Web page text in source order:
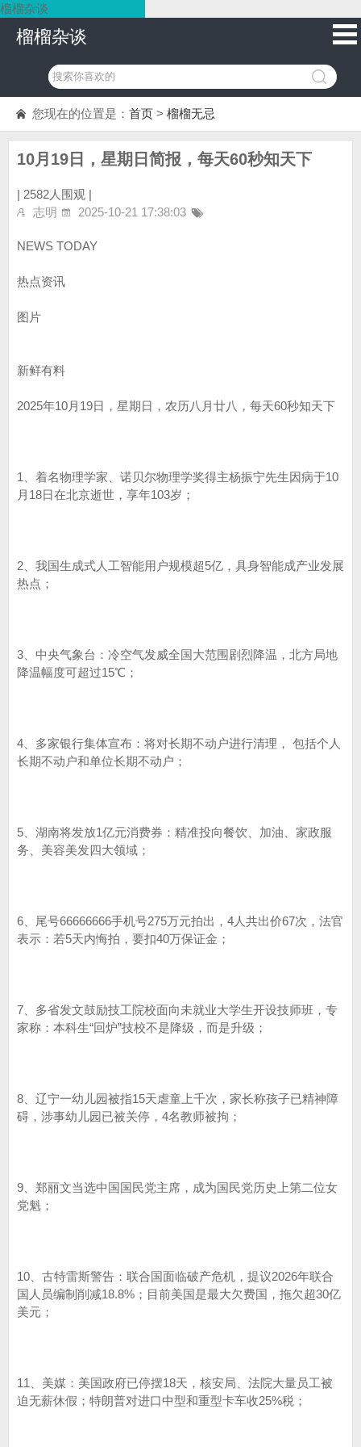
榴榴杂谈
榴榴杂谈
您现在的位置是： 首页 > 榴榴无忌
10月19日，星期日简报，每天60秒知天下
| 2582人围观 |
志明
2025-10-21 17:38:03
NEWS TODAY
热点资讯
图片
新鲜有料
2025年10月19日，星期日，农历八月廿八，每天60秒知天下
1、着名物理学家、诺贝尔物理学奖得主杨振宁先生因病于10
月18日在北京逝世，享年103岁；
2、我国生成式人工智能用户规模超5亿，具身智能成产业发展
热点；
3、中央气象台：冷空气发威全国大范围剧烈降温，北方局地
降温幅度可​​超过15℃​​；
4、多家银行集体宣布：将对长期不动户进行清理， 包括个人
长期不动户和单位长期不动户；
5、湖南将发放1亿元消费券：精准投向餐饮、加油、家政服
务、美容美发四大领域；
6、尾号66666666手机号275万元拍出，4人共出价67次，法官
表示：若5天内悔拍，要扣40万保证金；
7、多省发文鼓励技工院校面向未就业大学生开设技师班，专
家称：本科生“回炉”技校不是降级，而是升级；
8、辽宁一幼儿园被指15天虐童上千次，家长称孩子已精神障
碍，涉事幼儿园已被关停，4名教师被拘；
9、郑丽文当选中国国民党主席，成为国民党历史上第二位女
党魁；
10、古特雷斯警告：联合国面临破产危机，提议2026年联合
国人员编制削减18.8%；目前美国是最大欠费国，拖欠超30亿
美元；
11、美媒：美国政府已停摆18天，核安局、法院大量员工被
迫无薪休假；特朗普对进口中型和重型卡车收25%税；